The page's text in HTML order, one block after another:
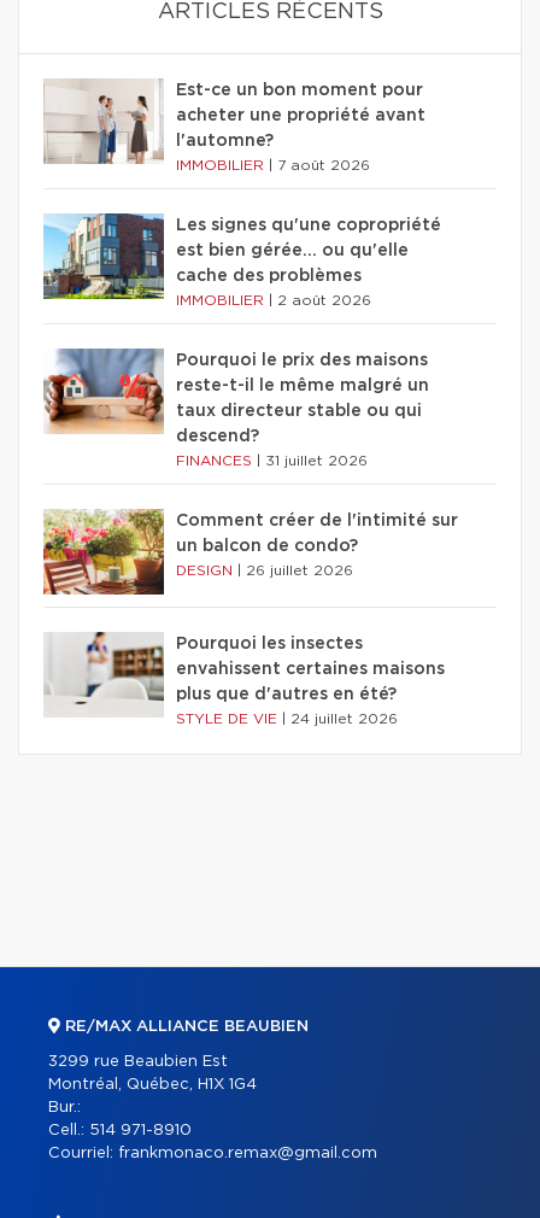
ARTICLES RÉCENTS
Est-ce un bon moment pour
acheter une propriété avant
l'automne?
IMMOBILIER 7 août 2026
Les signes qu'une copropriété
est bien gérée… ou qu'elle
cache des problèmes
IMMOBILIER 2 août 2026
Pourquoi le prix des maisons
reste-t-il le même malgré un
taux directeur stable ou qui
descend?
FINANCES 31 juillet 2026
Comment créer de l'intimité sur
un balcon de condo?
DESIGN 26 juillet 2026
Pourquoi les insectes
envahissent certaines maisons
plus que d'autres en été?
STYLE DE VIE 24 juillet 2026
RE/MAX ALLIANCE BEAUBIEN
3299 rue Beaubien Est
Montréal, Québec, H1X 1G4
Bur.:
Cell.: 514 971-8910
Courriel: frankmonaco.remax@gmail.com